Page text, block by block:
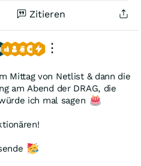
Zitieren
Mittag von Netlist & dann die
am Abend der DRAG, die
ich mal sagen